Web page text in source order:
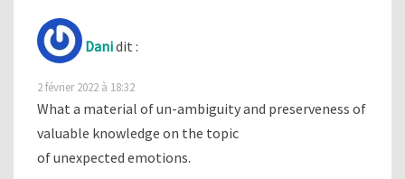
Danidit :
2 février 2022 à 18:32
What a material of un-ambiguity and preserveness of
valuable knowledge on the topic
of unexpected emotions.